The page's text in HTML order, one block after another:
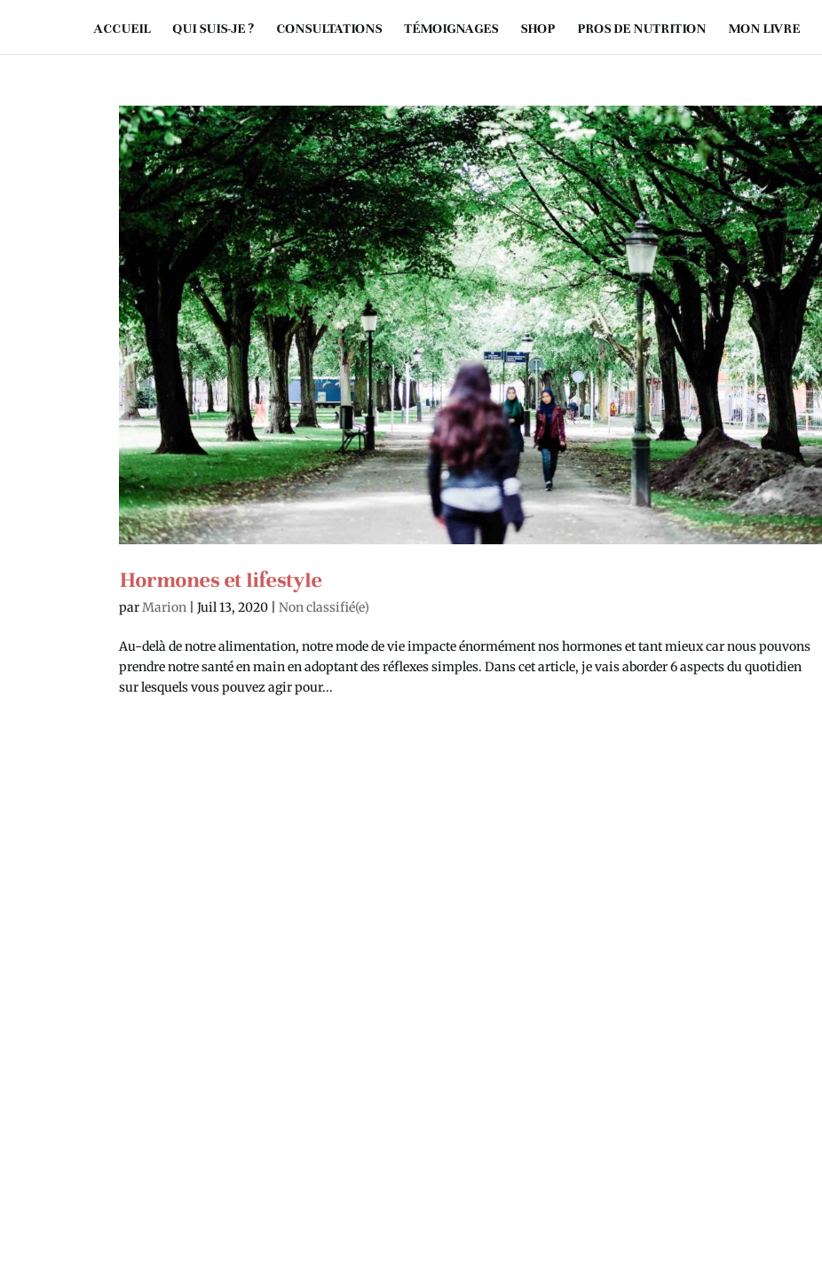
ACCUEIL QUI SUIS-JE ? CONSULTATIONS TÉMOIGNAGES SHOP PROS DE NUTRITION MON LIVRE
Hormones et lifestyle
parMarion |Juil 13, 2020 |Non classifié(e)
Au-delà de notre alimentation, notre mode de vie impacte énormément nos hormones et tant mieux car nous pouvons
prendre notre santé en main en adoptant des réflexes simples. Dans cet article, je vais aborder 6 aspects du quotidien
sur lesquels vous pouvez agir pour...